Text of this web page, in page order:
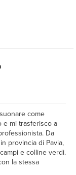
come
e mi trasferisco a
Da
provincia di Pavia,
e colline verdi.
la stessa